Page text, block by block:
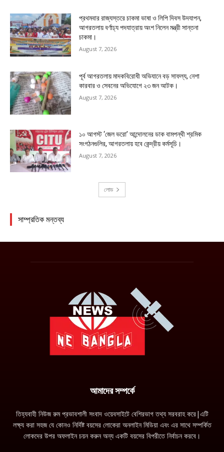
আমাদের সম্পর্কে
তিহ্যবাহী নিউজ রুম প্রভাবশালী সংবাদ ওয়েবসাইটে বেশিরভাগ তথ্য সরবরাহ করে|এটি
লক্ষ্য করা সহজ যে কোনও নির্দিষ্ট বয়সের লোকেরা অনলাইন মিডিয়া এবং এর সাথে সম্পর্কিত
লোকদের উপর অফলাইন চয়ন করুন অন্য একটি বয়সের বিপরীতে নির্বাচন করবে।